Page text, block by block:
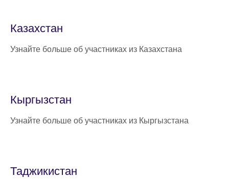
Казахстан
Узнайте больше об участниках из Казахстана
Кыргызстан
Узнайте больше об участниках из Кыргызстана
Таджикистан